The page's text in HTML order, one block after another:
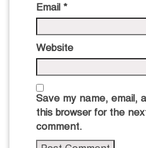
Email *
Website
Save my name, email,
this browser for the
comment.